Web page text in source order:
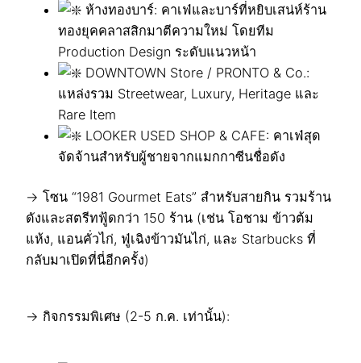
ห้างทองบาร์: คาเฟ่และบาร์ที่หยิบเสน่ห์ร้าน
ทองยุคคลาสสิกมาตีความใหม่ โดยทีม
Production Design ระดับแนวหน้า
DOWNTOWN Store / PRONTO & Co.:
แหล่งรวม Streetwear, Luxury, Heritage และ
Rare Item
LOOKER USED SHOP & CAFE: คาเฟ่สุด
จัดจ้านสำหรับผู้ชายจากแมกกาซีนชื่อดัง
→ โซน “1981 Gourmet Eats” สำหรับสายกิน รวมร้าน
ดังและสตรีทฟู้ดกว่า 150 ร้าน (เช่น โอชาม ข้าวต้ม
แห้ง, แอนคั่วไก่, ฟู่เฉิงข้าวมันไก่, และ Starbucks ที่
กลับมาเปิดที่นี่อีกครั้ง)
→ กิจกรรมพิเศษ (2-5 ก.ค. เท่านั้น):